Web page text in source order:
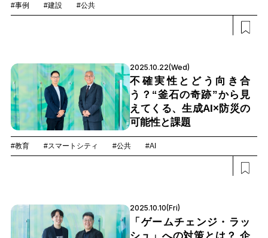
#事例
#建設 #公共
2025.10.22(Wed)
不確実性とどう向き合
う？“釜石の奇跡”から見
えてくる、生成AI×防災の
可能性と課題
#教育 #スマートシティ #公共 #AI
2025.10.10(Fri)
「ゲームチェンジ・ラッ